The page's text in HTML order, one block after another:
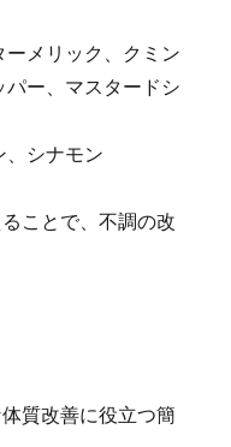
メリック、クミン
ー、マスタードシ
、シナモン
ことで、不調の改
質改善に役立つ簡